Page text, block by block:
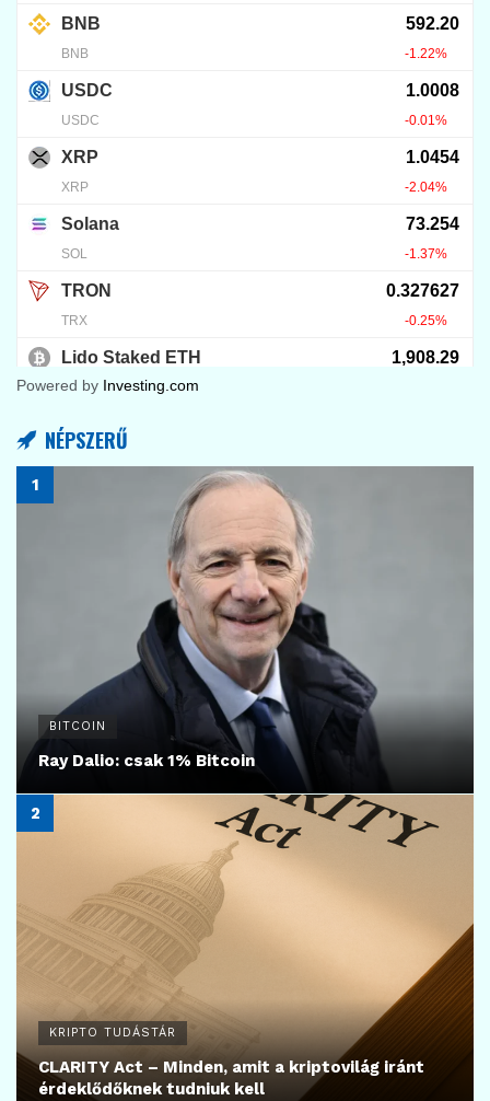
Powered by Investing.com
NÉPSZERŰ
BITCOIN
Ray Dalio: csak 1% Bitcoin
KRIPTO TUDÁSTÁR
CLARITY Act – Minden, amit a kriptovilág iránt
érdeklődőknek tudniuk kell